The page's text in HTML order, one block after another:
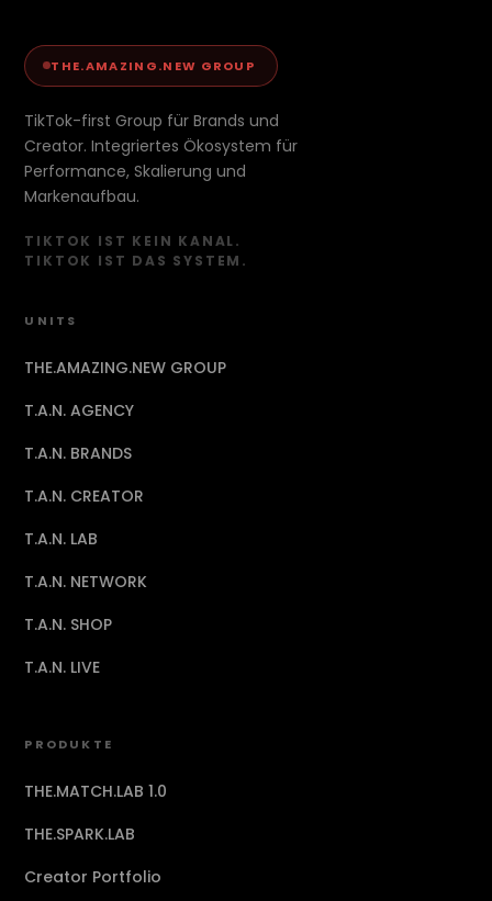
THE.AMAZING.NEW GROUP
TikTok-first Group für Brands und
Creator. Integriertes Ökosystem für
Performance, Skalierung und
Markenaufbau.
TIKTOK IST KEIN KANAL.
TIKTOK IST DAS SYSTEM.
UNITS
THE.AMAZING.NEW GROUP
T.A.N. AGENCY
T.A.N. BRANDS
T.A.N. CREATOR
T.A.N. LAB
T.A.N. NETWORK
T.A.N. SHOP
T.A.N. LIVE
PRODUKTE
THE.MATCH.LAB 1.0
THE.SPARK.LAB
Creator Portfolio